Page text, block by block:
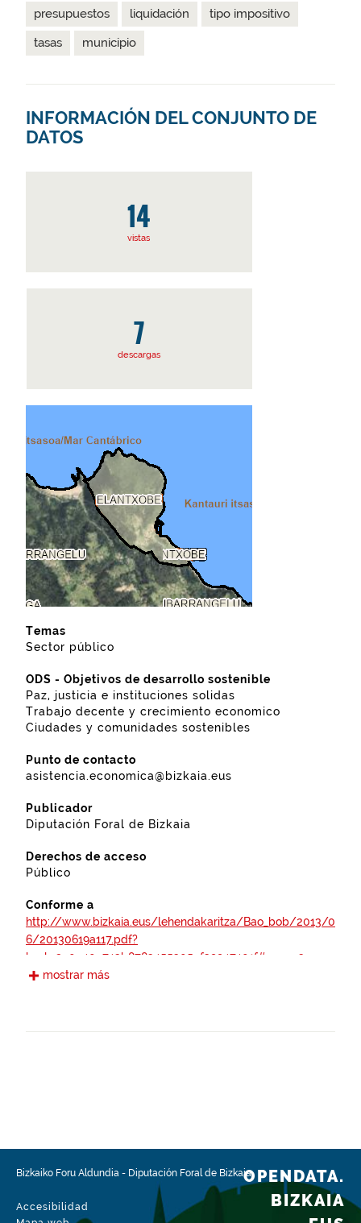
presupuestos liquidación
tipo impositivo
tasas
municipio
INFORMACIÓN DEL CONJUNTO DE
DATOS
14
vistas
7
descargas
Temas
Sector público
ODS - Objetivos de desarrollo sostenible
Paz, justicia e instituciones solidas
Trabajo decente y crecimiento economico
Ciudades y comunidades sostenibles
Punto de contacto
asistencia.economica@bizkaia.eus
Publicador
Diputación Foral de Bizkaia
Derechos de acceso
Público
Conforme a
http://www.bizkaia.eus/lehendakaritza/Bao_bob/2013/0
6/20130619a117.pdf?
hash=2a0e40c743b8783455305ef39947401f#page=3
12/20031215a239.pdf?
hash=882642487900444f3ef088ec9002471c#page=3
mostrar más
Bizkaiko Foru Aldundia - Diputación Foral de Bizkaia
Accesibilidad
OPENDATA.
BIZKAIA